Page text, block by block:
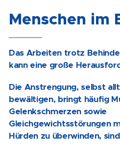
Menschen im
Das Arbeiten trotz
kann eine große
Die Anstrengung, selbst
bewältigen, bringt häufig
Gelenkschmerzen sowie
Gleichgewichtsstörungen
Hürden zu überwinden,